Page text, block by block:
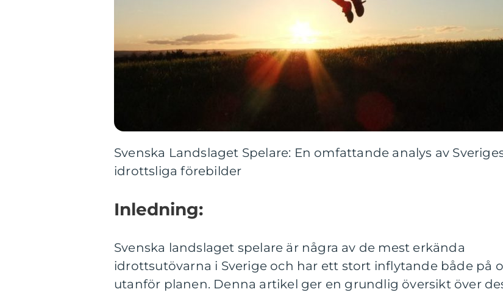
Svenska Landslaget Spelare: En omfattande analys av
idrottsliga förebilder
Inledning:
Svenska landslaget spelare är några av de mest erkända
idrottsutövarna i Sverige och har ett stort inflytande både på
utanför planen. Denna artikel ger en grundlig översikt över